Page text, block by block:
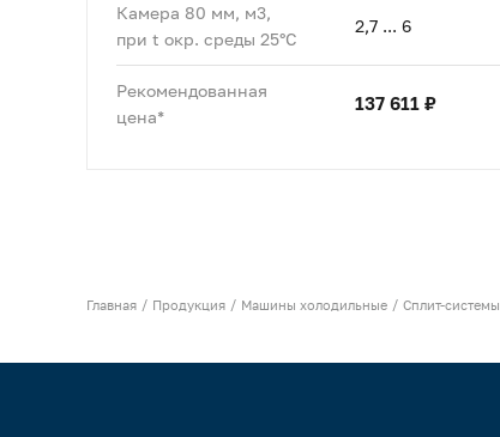
Камера 80 мм, м3,
при t окр. среды 25°C
2,7 ... 6
Рекомендованная
цена*
137 611 ₽
Главная Продукция Машины холодильные Сплит-системы